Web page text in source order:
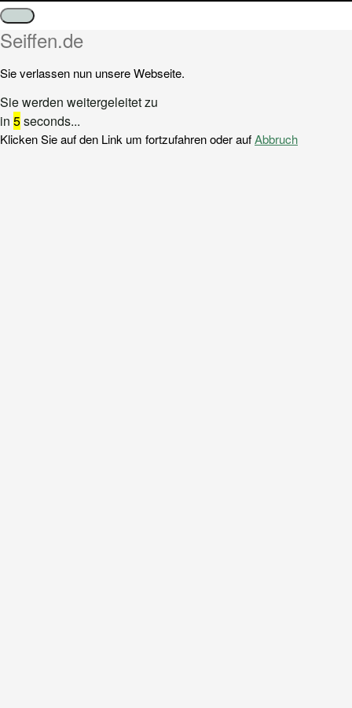
Schließen
Seiffen.de
Sie verlassen nun unsere Webseite.
Sie werden weitergeleitet zu
in 5seconds...
Klicken Sie auf den Link um fortzufahren oder aufAbbruch